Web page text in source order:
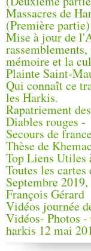
Massacres de
(Première partie)
Mise à jour de
mémoire et la
Plainte Saint-
Qui connaît ce
les Harkis.
Rapatriement
Diables rouges -
Secours de
Thèse de
Top Liens Utiles
Toutes les
Septembre
François Gérard
Vidéos journée
Vidéos- Photos
harkis 12 mai